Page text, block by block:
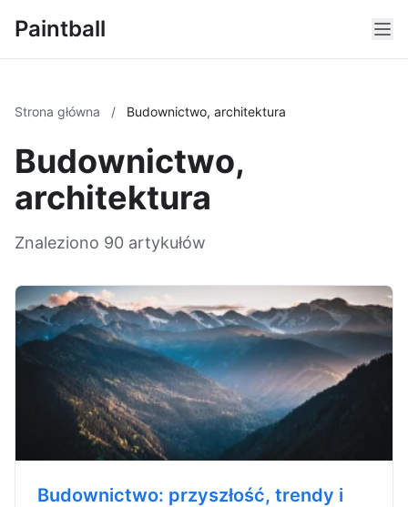
Paintball
Strona główna / Budownictwo, architektura
Budownictwo,
architektura
Znaleziono 90 artykułów
Budownictwo: przyszłość, trendy i